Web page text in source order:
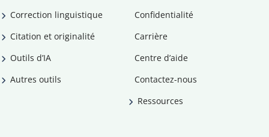
Correction linguistique
Citation et originalité
Outils d’IA
Autres outils
Confidentialité
Carrière
Centre d’aide
Contactez-nous
Ressources